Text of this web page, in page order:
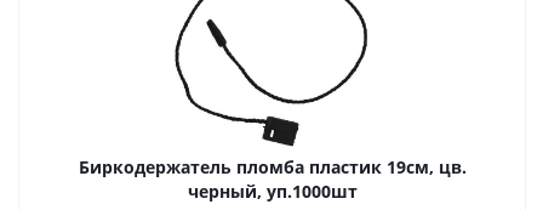
Биркодержатель пломба пластик 19см, цв.
черный, уп.1000шт